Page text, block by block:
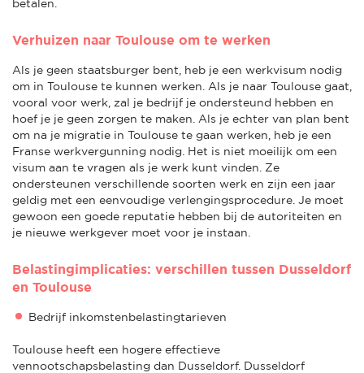
betalen.
Verhuizen naar Toulouse om te werken
Als je geen staatsburger bent, heb je een werkvisum nodig
om in Toulouse te kunnen werken. Als je naar Toulouse gaat,
vooral voor werk, zal je bedrijf je ondersteund hebben en
hoef je je geen zorgen te maken. Als je echter van plan bent
om na je migratie in Toulouse te gaan werken, heb je een
Franse werkvergunning nodig. Het is niet moeilijk om een
visum aan te vragen als je werk kunt vinden. Ze
ondersteunen verschillende soorten werk en zijn een jaar
geldig met een eenvoudige verlengingsprocedure. Je moet
gewoon een goede reputatie hebben bij de autoriteiten en
je nieuwe werkgever moet voor je instaan.
Belastingimplicaties: verschillen tussen Dusseldorf
en Toulouse
Bedrijf inkomstenbelastingtarieven
Toulouse heeft een hogere effectieve
vennootschapsbelasting dan Dusseldorf. Dusseldorf